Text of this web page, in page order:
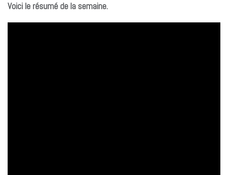
Voici le résumé de la semaine.